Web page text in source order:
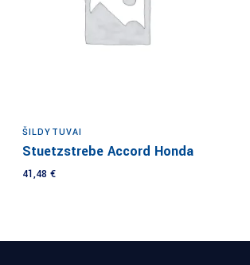
ŠILDYTUVAI
Stuetzstrebe Accord Honda
41,48 €